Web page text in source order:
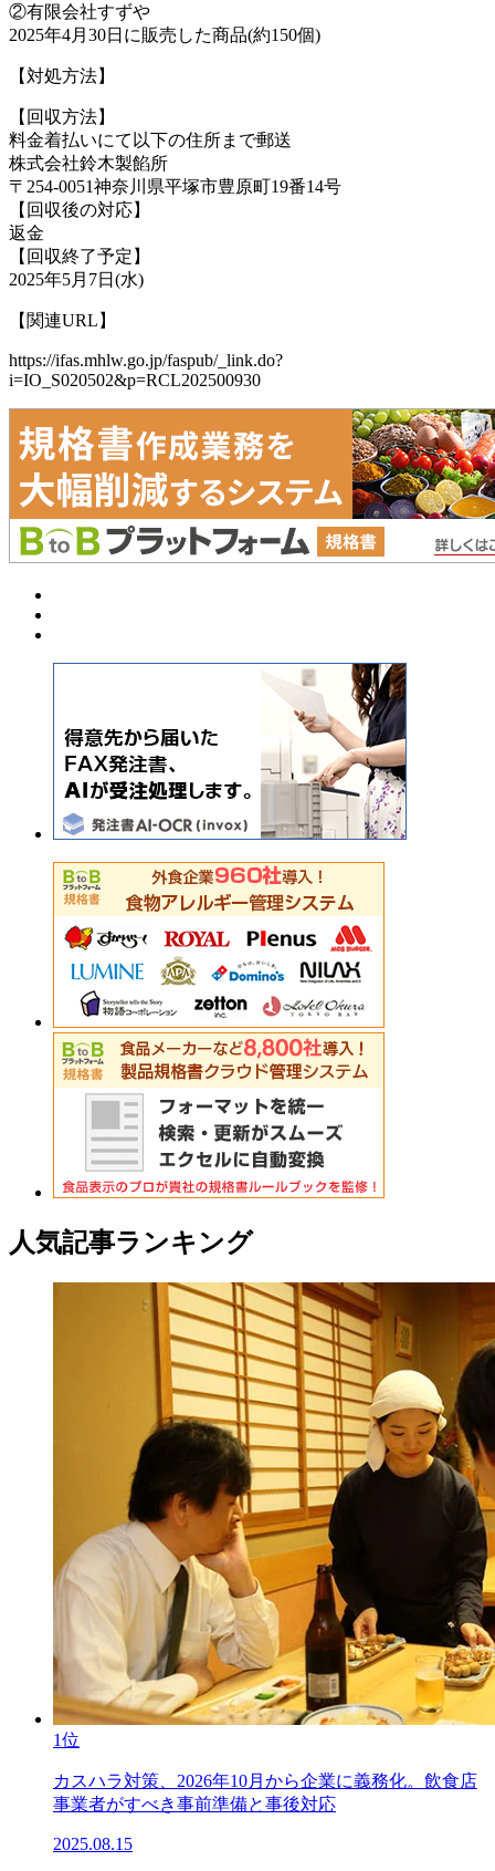
②有限会社すずや
2025年4月30日に販売した商品(約150個)
【対処方法】
【回収方法】
料金着払いにて以下の住所まで郵送
株式会社鈴木製餡所
〒254-0051神奈川県平塚市豊原町19番14号
【回収後の対応】
返金
【回収終了予定】
2025年5月7日(水)
【関連URL】
https://ifas.mhlw.go.jp/faspub/_link.do?
i=IO_S020502&p=RCL202500930
人気記事ランキング
1位
カスハラ対策、2026年10月から企業に義務化。飲食店
事業者がすべき事前準備と事後対応
2025.08.15